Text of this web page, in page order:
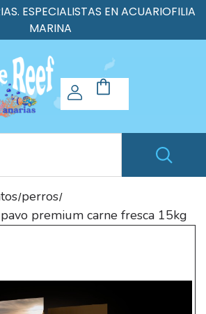
ESPECIALISTAS EN ACUARIOFILIA
MARINA
/perros/
premium carne fresca 15kg